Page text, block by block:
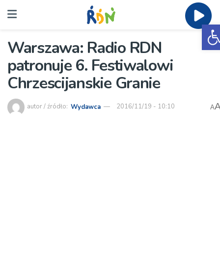
Warszawa: Radio RDN
patronuje 6. Festiwalowi
Chrzescijanskie Granie
autor / źródło: Wydawca 2016/11/19 - 10:10 A